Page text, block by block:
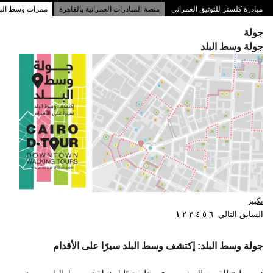
مبادرة كلستر للتوثيق العمراني منصة المبادرات العمرانية بالقاهرة ممرات وسط
جولة
جولة وسط البلد
تكبير
السابق التالي ١ ٢ ٣ ٤ ٥ ٦
جولة وسط البلد: إكتشف وسط البلد سيرًا على الأقدام